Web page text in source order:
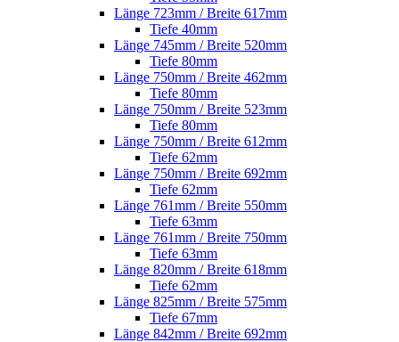
Länge 723mm / Breite 617mm
Tiefe 40mm
Länge 745mm / Breite 520mm
Tiefe 80mm
Länge 750mm / Breite 462mm
Tiefe 80mm
Länge 750mm / Breite 523mm
Tiefe 80mm
Länge 750mm / Breite 612mm
Tiefe 62mm
Länge 750mm / Breite 692mm
Tiefe 62mm
Länge 761mm / Breite 550mm
Tiefe 63mm
Länge 761mm / Breite 750mm
Tiefe 63mm
Länge 820mm / Breite 618mm
Tiefe 62mm
Länge 825mm / Breite 575mm
Tiefe 67mm
Länge 842mm / Breite 692mm